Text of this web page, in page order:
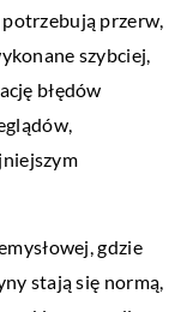
przerw,
szybciej,
błędów
gdzie
stają się normą,